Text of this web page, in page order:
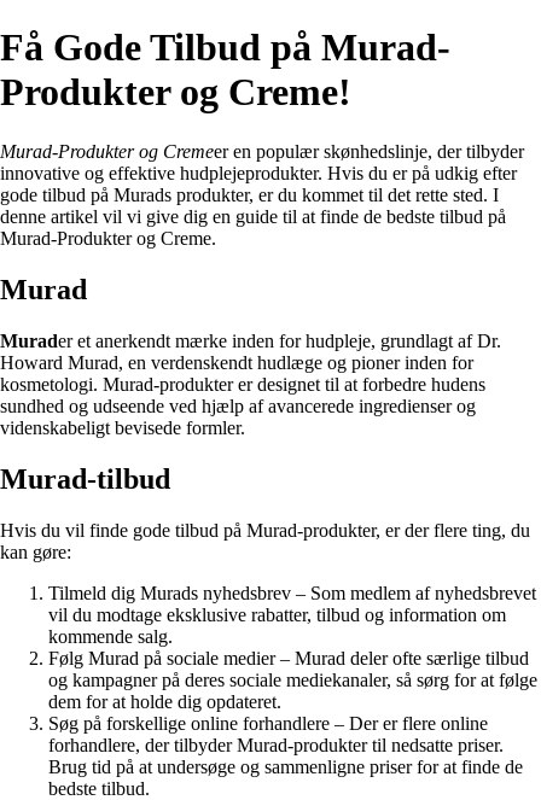
Få Gode Tilbud på Murad-
Produkter og Creme!
Murad-Produkter og Cremeer en populær skønhedslinje, der tilbyder
innovative og effektive hudplejeprodukter. Hvis du er på udkig efter
gode tilbud på Murads produkter, er du kommet til det rette sted. I
denne artikel vil vi give dig en guide til at finde de bedste tilbud på
Murad-Produkter og Creme.
Murad
Murader et anerkendt mærke inden for hudpleje, grundlagt af Dr.
Howard Murad, en verdenskendt hudlæge og pioner inden for
kosmetologi. Murad-produkter er designet til at forbedre hudens
sundhed og udseende ved hjælp af avancerede ingredienser og
videnskabeligt bevisede formler.
Murad-tilbud
Hvis du vil finde gode tilbud på Murad-produkter, er der flere ting, du
kan gøre:
Tilmeld dig Murads nyhedsbrev – Som medlem af nyhedsbrevet
vil du modtage eksklusive rabatter, tilbud og information om
kommende salg.
Følg Murad på sociale medier – Murad deler ofte særlige tilbud
og kampagner på deres sociale mediekanaler, så sørg for at følge
dem for at holde dig opdateret.
Søg på forskellige online forhandlere – Der er flere online
forhandlere, der tilbyder Murad-produkter til nedsatte priser.
Brug tid på at undersøge og sammenligne priser for at finde de
bedste tilbud.